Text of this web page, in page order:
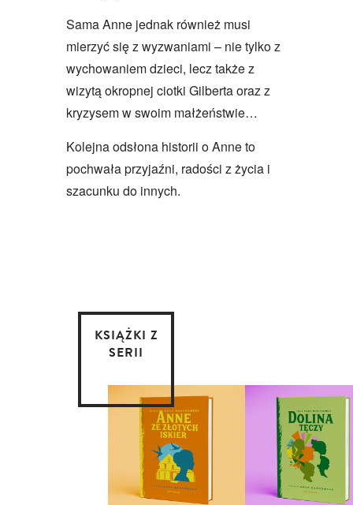
Sama Anne jednak również musi
mierzyć się z wyzwaniami – nie tylko z
wychowaniem dzieci, lecz także z
wizytą okropnej ciotki Gilberta oraz z
kryzysem w swoim małżeństwie…
Kolejna odsłona historii o Anne to
pochwała przyjaźni, radości z życia i
szacunku do innych.
KSIĄŻKI Z
SERII